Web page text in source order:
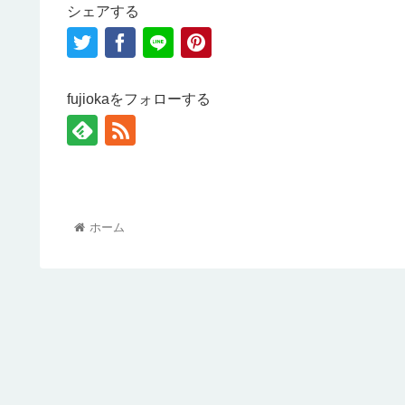
シェアする
fujiokaをフォローする
ホーム